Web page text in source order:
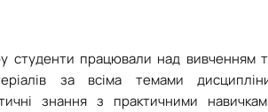
студенти працювали над вивченням
за всіма темами
знання з практичними